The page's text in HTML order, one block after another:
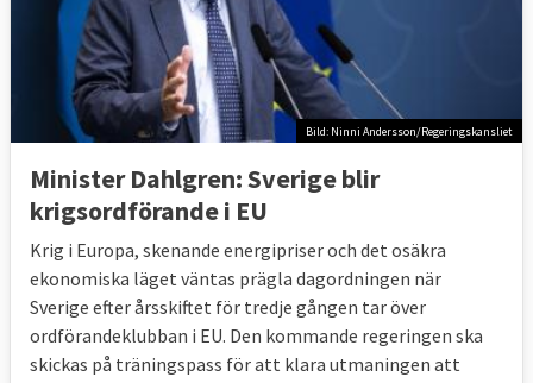
Bild: Ninni Andersson/Regeringskansliet
Minister Dahlgren: Sverige blir
krigsordförande i EU
Krig i Europa, skenande energipriser och det osäkra
ekonomiska läget väntas prägla dagordningen när
Sverige efter årsskiftet för tredje gången tar över
ordförandeklubban i EU. Den kommande regeringen ska
skickas på träningspass för att klara utmaningen att